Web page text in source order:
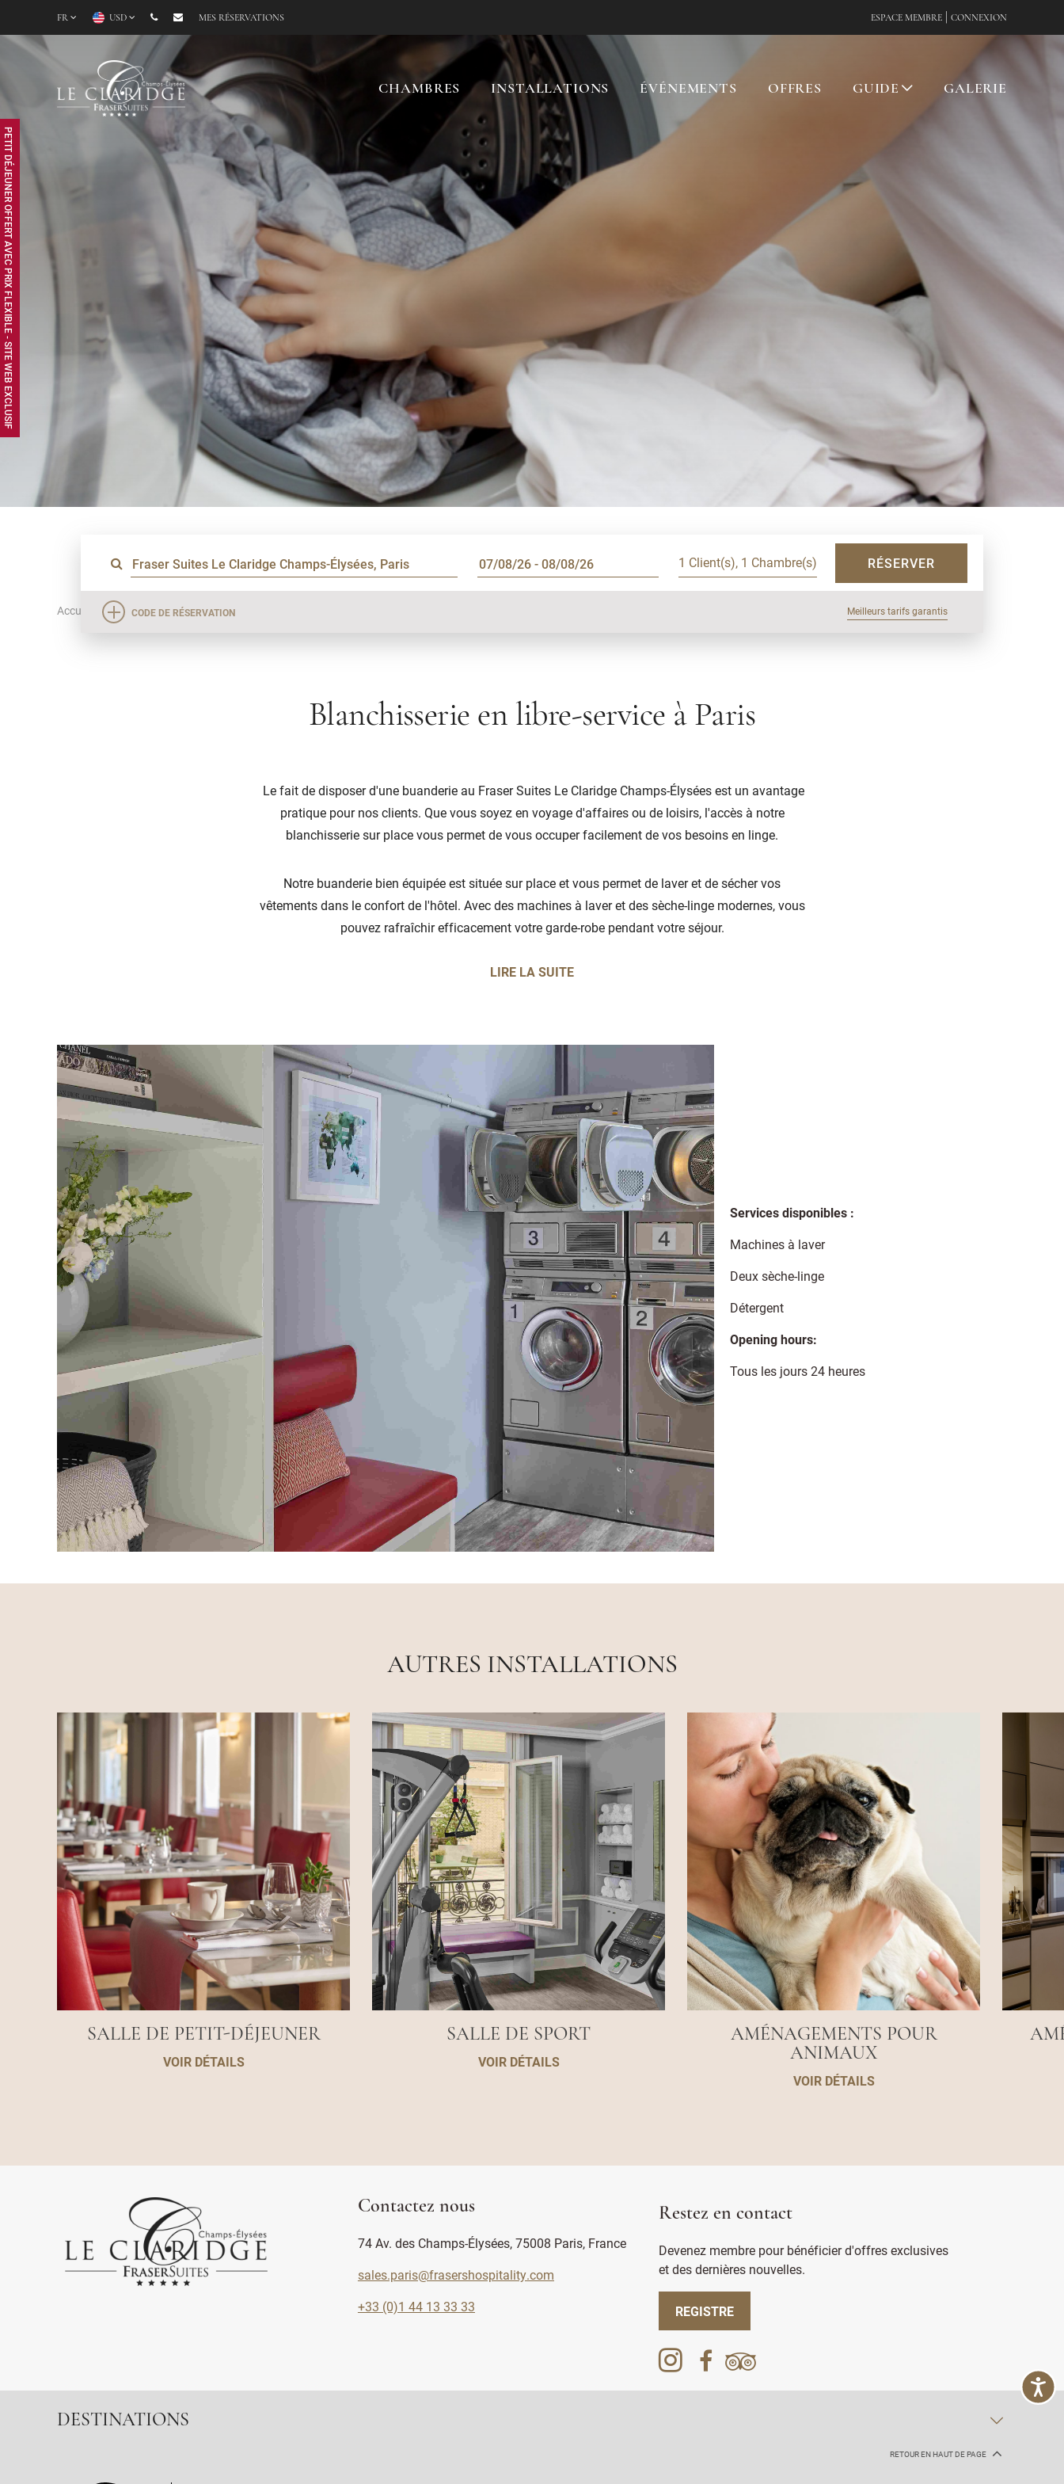
PETIT DÉJEUNER OFFERT AVEC PRIX FLEXIBLE - SITE WEB EXCLUSIF
FR USD MES RÉSERVATIONS ESPACE MEMBRE CONNEXION
CHAMBRES INSTALLATIONS ÉVÉNEMENTS OFFRES GUIDE GALERIE
1 Client(s), 1 Chambre(s) RÉSERVER
CODE DE RÉSERVATION Meilleurs tarifs garantis
Accueil Destinations Fraser Suites Le Claridge Champs-Élysées, Paris
Blanchisserie en libre-service à Paris
Le fait de disposer d'une buanderie au Fraser Suites Le Claridge Champs-Élysées est un avantage
pratique pour nos clients. Que vous soyez en voyage d'affaires ou de loisirs, l'accès à notre
blanchisserie sur place vous permet de vous occuper facilement de vos besoins en linge.
Notre buanderie bien équipée est située sur place et vous permet de laver et de sécher vos
vêtements dans le confort de l'hôtel. Avec des machines à laver et des sèche-linge modernes, vous
pouvez rafraîchir efficacement votre garde-robe pendant votre séjour.
LIRE LA SUITE
Services disponibles :
Machines à laver
Deux sèche-linge
Détergent
Opening hours:
Tous les jours 24 heures
AUTRES INSTALLATIONS
SALLE DE PETIT-DÉJEUNER
VOIR DÉTAILS
SALLE DE SPORT
VOIR DÉTAILS
AMÉNAGEMENTS POUR
ANIMAUX
VOIR DÉTAILS
Contactez nous
74 Av. des Champs-Élysées, 75008 Paris, France
sales.paris@frasershospitality.com
+33 (0)1 44 13 33 33
Restez en contact
Devenez membre pour bénéficier d'offres exclusives
et des dernières nouvelles.
REGISTRE
DESTINATIONS
RETOUR EN HAUT DE PAGE